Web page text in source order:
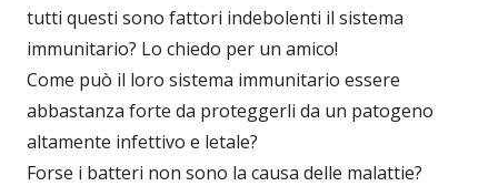
tutti questi sono fattori indebolenti il sistema
immunitario? Lo chiedo per un amico!
Come può il loro sistema immunitario essere
abbastanza forte da proteggerli da un patogeno
altamente infettivo e letale?
Forse i batteri non sono la causa delle malattie?